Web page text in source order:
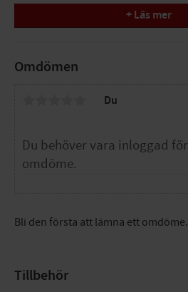
Funktion: Till rumstermostat
Material: Flermaterial
+ Läs mer
Omdömen
Du
Bli den första att lämna ett omdöme.
Tillbehör